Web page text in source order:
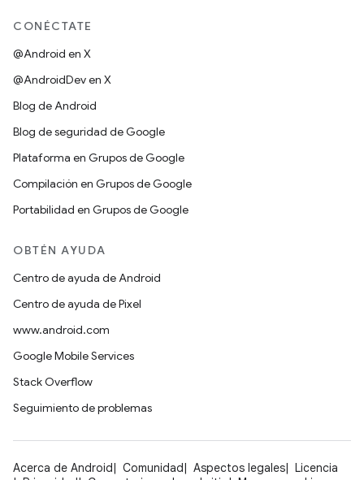
CONÉCTATE
@Android en X
@AndroidDev en X
Blog de Android
Blog de seguridad de Google
Plataforma en Grupos de Google
Compilación en Grupos de Google
Portabilidad en Grupos de Google
OBTÉN AYUDA
Centro de ayuda de Android
Centro de ayuda de Pixel
www.android.com
Google Mobile Services
Stack Overflow
Seguimiento de problemas
Acerca de Android Comunidad Aspectos legales
Licencia